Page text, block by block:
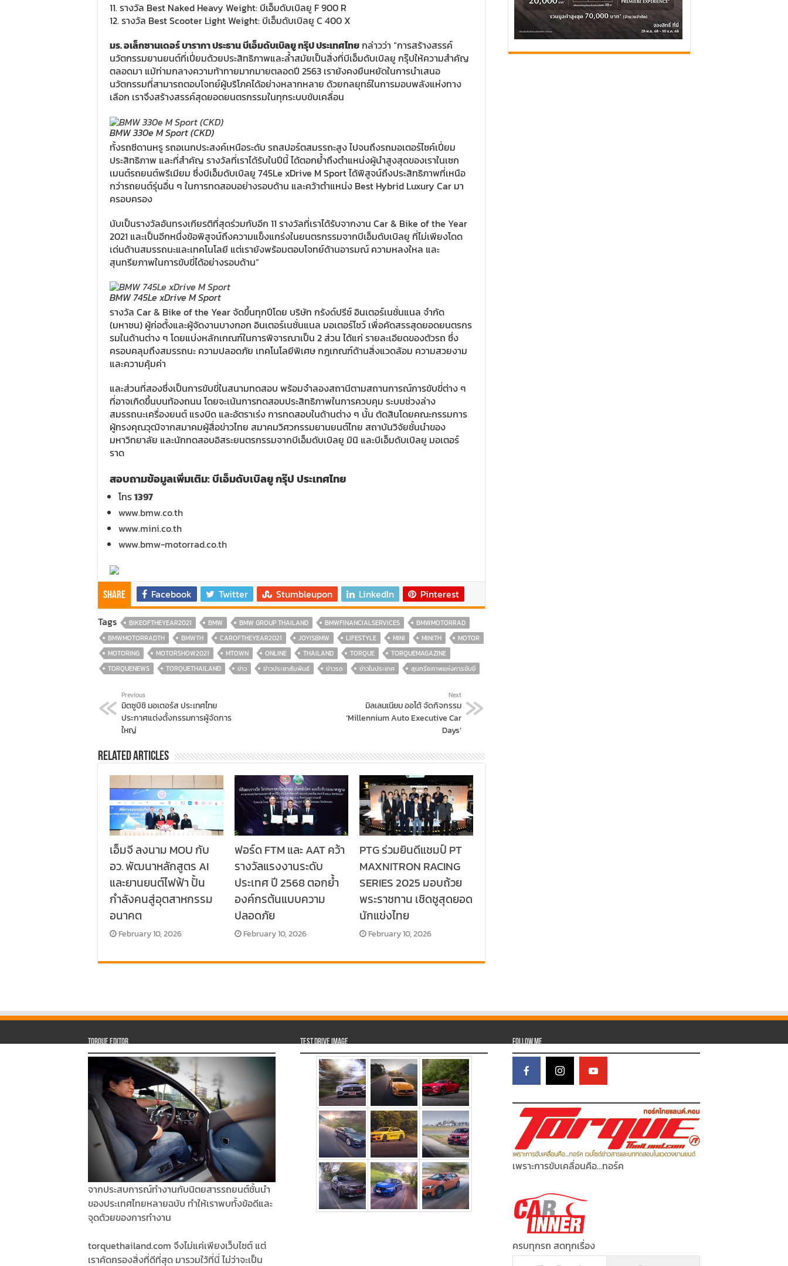
11. รางวัล Best Naked Heavy Weight: บีเอ็มดับเบิลยู F 900 R
12. รางวัล Best Scooter Light Weight: บีเอ็มดับเบิลยู C 400 X
มร. อเล็กซานเดอร์ บารากา ประธาน บีเอ็มดับเบิลยู กรุ๊ป ประเทศไทยกล่าวว่า “การสร้างสรรค์
นวัตกรรมยานยนต์ที่เปี่ยมด้วยประสิทธิภาพและล้ำสมัยเป็นสิ่งที่บีเอ็มดับเบิลยู กรุ๊ปให้ความสำคัญ
ตลอดมา แม้ท่ามกลางความท้าทายมากมายตลอดปี 2563 เรายังคงยืนหยัดในการนำเสนอ
นวัตกรรมที่สามารถตอบโจทย์ผู้บริโภคได้อย่างหลากหลาย ด้วยกลยุทธ์ในการมอบพลังแห่งทาง
เลือก เราจึงสร้างสรรค์สุดยอดยนตรกรรมในทุกระบบขับเคลื่อน
BMW 330e M Sport (CKD)
ทั้งรถซีดานหรู รถอเนกประสงค์เหนือระดับ รถสปอร์ตสมรรถะสูง ไปจนถึงรถมอเตอร์ไซค์เปี่ยม
ประสิทธิภาพ และที่สำคัญ รางวัลที่เราได้รับในปีนี้ ได้ตอกย้ำถึงตำแหน่งผู้นำสูงสุดของเราในเซก
เมนต์รถยนต์พรีเมียม ซึ่งบีเอ็มดับเบิลยู 745Le xDrive M Sport ได้พิสูจน์ถึงประสิทธิภาพที่เหนือ
กว่ารถยนต์รุ่นอื่น ๆ ในการทดสอบอย่างรอบด้าน และคว้าตำแหน่ง Best Hybrid Luxury Car มา
ครอบครอง
นับเป็นรางวัลอันทรงเกียรติที่สุดร่วมกับอีก 11 รางวัลที่เราได้รับจากงาน Car & Bike of the Year
2021 และเป็นอีกหนึ่งข้อพิสูจน์ถึงความแข็งแกร่งในยนตรกรรมจากบีเอ็มดับเบิลยู ที่ไม่เพียงโดด
เด่นด้านสมรรถนะและเทคโนโลยี แต่เรายังพร้อมตอบโจทย์ด้านอารมณ์ ความหลงใหล และ
สุนทรียภาพในการขับขี่ได้อย่างรอบด้าน”
BMW 745Le xDrive M Sport
รางวัล Car & Bike of the Year จัดขึ้นทุกปีโดย บริษัท กรังด์ปรีซ์ อินเตอร์เนชั่นแนล จำกัด
(มหาชน) ผู้ก่อตั้งและผู้จัดงานบางกอก อินเตอร์เนชั่นแนล มอเตอร์โชว์ เพื่อคัดสรรสุดยอดยนตรกร
รมในด้านต่าง ๆ โดยแบ่งหลักเกณฑ์ในการพิจารณาเป็น 2 ส่วน ได้แก่ รายละเอียดของตัวรถ ซึ่ง
ครอบคลุมถึงสมรรถนะ ความปลอดภัย เทคโนโลยีพิเศษ กฎเกณฑ์ด้านสิ่งแวดล้อม ความสวยงาม
และความคุ้มค่า
และส่วนที่สองซึ่งเป็นการขับขี่ในสนามทดสอบ พร้อมจำลองสถานีตามสถานการณ์การขับขี่ต่าง ๆ
ที่อาจเกิดขึ้นบนท้องถนน โดยจะเน้นการทดสอบประสิทธิภาพในการควบคุม ระบบช่วงล่าง
สมรรถนะเครื่องยนต์ แรงบิด และอัตราเร่ง การทดสอบในด้านต่าง ๆ นั้น ตัดสินโดยคณะกรรมการ
ผู้ทรงคุณวุฒิจากสมาคมผู้สื่อข่าวไทย สมาคมวิศวกรรมยานยนต์ไทย สถาบันวิจัยชั้นนำของ
มหาวิทยาลัย และนักทดสอบอิสระยนตรกรรมจากบีเอ็มดับเบิลยู มินิ และบีเอ็มดับเบิลยู มอเตอร์
ราด
สอบถามข้อมูลเพิ่มเติม: บีเอ็มดับเบิลยู กรุ๊ป ประเทศไทย
โทร1397
www.bmw.co.th
www.mini.co.th
www.bmw-motorrad.co.th
Share Facebook Twitter Stumbleupon LinkedIn
Pinterest
Tags
BIKEOFTHEYEAR2021 BMW BMW GROUP THAILAND BMWFINANCIALSERVICES
BMWMOTORRAD
BMWMOTORRADTH
BMWTH CAROFTHEYEAR2021 JOYISBMW LIFESTYLE MINI MINITH
MOTOR
MOTORING
MOTORSHOW2021 MTOWN ONLINE THAILAND TORQUE
TORQUEMAGAZINE
TORQUENEWS
TORQUETHAILAND ข่าว ข่าวประชาสัมพันธ์ ข่าวรถ ข่าวในประเทศ สุนทรียภาพแห่งการขับขี่
Previous
มิตซูบิชิ มอเตอร์ส ประเทศไทย
ประกาศแต่งตั้งกรรมการผู้จัดการ
ใหญ่
Next
มิลเลนเนียม ออโต้ จัดกิจกรรม
‘Millennium Auto Executive Car
Days’
Related Articles
เอ็มจี ลงนาม MOU กับ
อว. พัฒนาหลักสูตร AI
และยานยนต์ไฟฟ้า ปั้น
กำลังคนสู่อุตสาหกรรม
อนาคต
February 10, 2026
ฟอร์ด FTM และ AAT คว้า
รางวัลแรงงานระดับ
ประเทศ ปี 2568 ตอกย้ำ
องค์กรต้นแบบความ
ปลอดภัย
February 10, 2026
PTG ร่วมยินดีแชมป์ PT
MAXNITRON RACING
SERIES 2025 มอบถ้วย
พระราชทาน เชิดชูสุดยอด
นักแข่งไทย
February 10, 2026
Torque Editor
จากประสบการณ์ทำงานกับนิตยสารรถยนต์ชั้นนำ
ของประเทศไทยหลายฉบับ ทำให้เราพบทั้งข้อดีและ
จุดด้วยของการทำงาน
torquethailand.com จึงไม่แค่เพียงเว็บไซต์ แต่
เราคัดกรองสิ่งที่ดีที่สุด มารวมใว้ที่นี่ ไม่ว่าจะเป็น
Test Drive Image Follow Me
เพราะการขับเคลื่อนคือ...ทอร์ค
ครบทุกรถ สดทุกเรื่อง